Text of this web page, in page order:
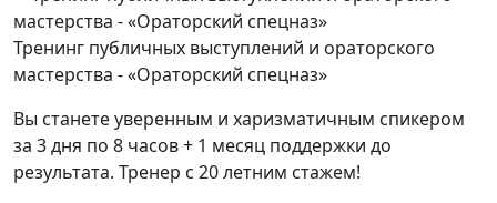
Тренинг публичных выступлений и ораторского
мастерства - «Ораторский спецназ»
Вы станете уверенным и харизматичным спикером
за 3 дня по 8 часов + 1 месяц поддержки до
результата. Тренер с 20 летним стажем!